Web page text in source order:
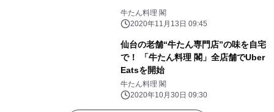
牛たん料理 閣
2020年11月13日 09:45
仙台の老舗“牛たん専門店”の味を自宅
で！ 「牛たん料理 閣」全店舗でUber
Eatsを開始
牛たん料理 閣
2020年10月30日 09:30